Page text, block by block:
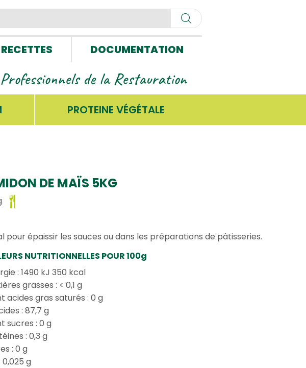
RECETTES DOCUMENTATION
de la Restauration
PROTEINE VÉGÉTALE
DE MAÏS 5KG
pour épaissir les sauces ou dans les préparations de pâtisseries.
NUTRITIONNELLES POUR 100g
: 1490 kJ 350 kcal
grasses : < 0,1 g
acides gras saturés : 0 g
: 87,7 g
sucres : 0 g
: 0,3 g
: 0 g
0,025 g